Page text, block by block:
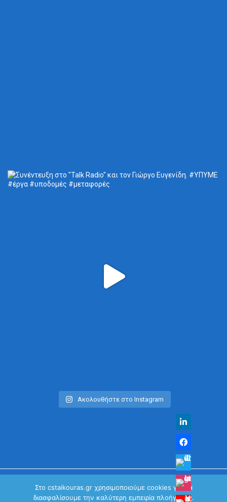
Ακολουθήστε στο Instagram
© Χρήστος Σταϊκούρας | All Rights Reserved 2026
Στο cstaikouras.gr χρησιμοποιούμε cookies για να
διασφαλίσουμε την καλύτερη εμπειρία πλοήγησης.